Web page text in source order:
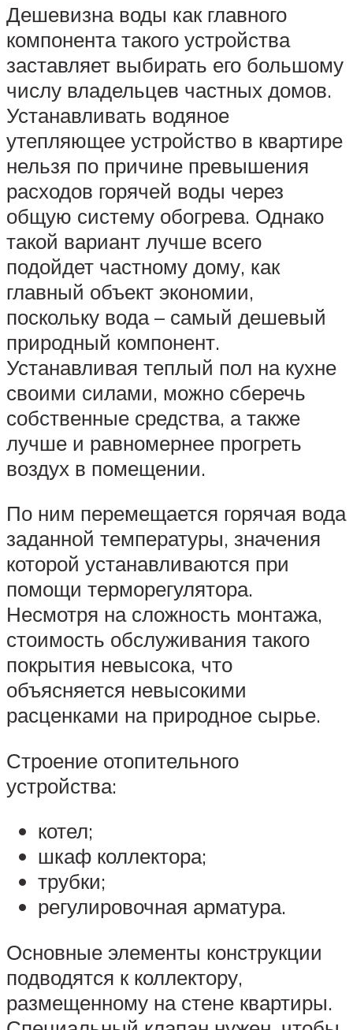
Дешевизна воды как главного
компонента такого устройства
заставляет выбирать его большому
числу владельцев частных домов.
Устанавливать водяное
утепляющее устройство в квартире
нельзя по причине превышения
расходов горячей воды через
общую систему обогрева. Однако
такой вариант лучше всего
подойдет частному дому, как
главный объект экономии,
поскольку вода – самый дешевый
природный компонент.
Устанавливая теплый пол на кухне
своими силами, можно сберечь
собственные средства, а также
лучше и равномернее прогреть
воздух в помещении.
По ним перемещается горячая вода
заданной температуры, значения
которой устанавливаются при
помощи терморегулятора.
Несмотря на сложность монтажа,
стоимость обслуживания такого
покрытия невысока, что
объясняется невысокими
расценками на природное сырье.
Строение отопительного
устройства:
котел;
шкаф коллектора;
трубки;
регулировочная арматура.
Основные элементы конструкции
подводятся к коллектору,
размещенному на стене квартиры.